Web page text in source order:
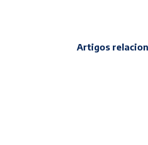
Artigos